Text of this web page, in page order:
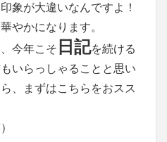
象が大違いなんですよ！
やかになります。
今年こそ 日記を続ける
いらっしゃることと思い
、まずはこちらをおスス